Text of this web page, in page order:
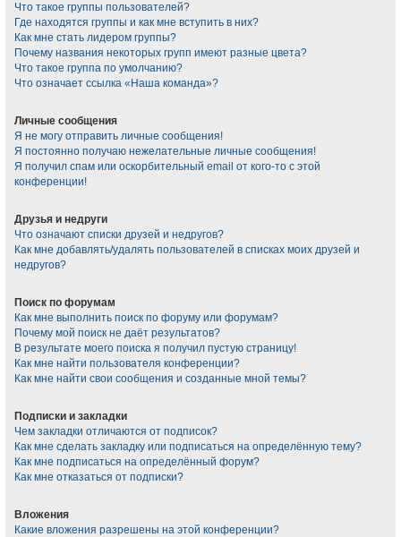
Что такое группы пользователей?
Где находятся группы и как мне вступить в них?
Как мне стать лидером группы?
Почему названия некоторых групп имеют разные цвета?
Что такое группа по умолчанию?
Что означает ссылка «Наша команда»?
Личные сообщения
Я не могу отправить личные сообщения!
Я постоянно получаю нежелательные личные сообщения!
Я получил спам или оскорбительный email от кого-то с этой
конференции!
Друзья и недруги
Что означают списки друзей и недругов?
Как мне добавлять/удалять пользователей в списках моих друзей и
недругов?
Поиск по форумам
Как мне выполнить поиск по форуму или форумам?
Почему мой поиск не даёт результатов?
В результате моего поиска я получил пустую страницу!
Как мне найти пользователя конференции?
Как мне найти свои сообщения и созданные мной темы?
Подписки и закладки
Чем закладки отличаются от подписок?
Как мне сделать закладку или подписаться на определённую тему?
Как мне подписаться на определённый форум?
Как мне отказаться от подписки?
Вложения
Какие вложения разрешены на этой конференции?